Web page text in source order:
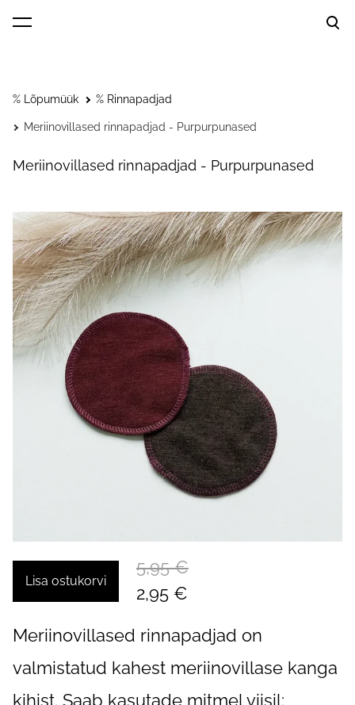
lisati ostukorvi.
% Lõpumüük % Rinnapadjad
Meriinovillased rinnapadjad - Purpurpunased
Meriinovillased rinnapadjad - Purpurpunased
Lisa ostukorvi
5,95 €
2,95 €
Meriinovillased rinnapadjad on
valmistatud kahest meriinovillase kanga
kihist. Saab kasutade mitmel viisil: